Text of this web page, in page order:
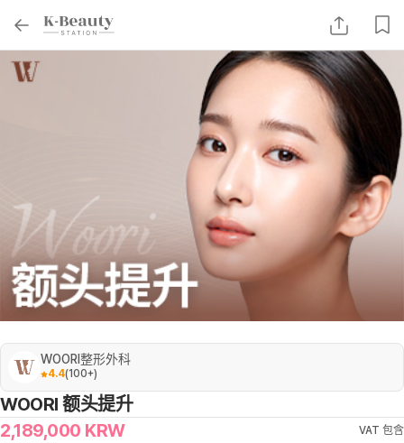
WOORI整形外科
4.4(100+)
WOORI 额头提升
2,189,000 KRW VAT 包含